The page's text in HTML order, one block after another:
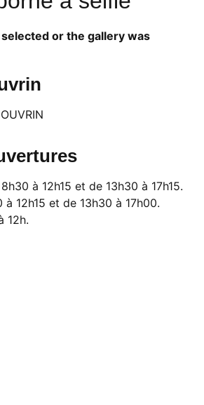
or the gallery was
à 12h15 et de 13h30 à 17h15.
12h15 et de 13h30 à 17h00.
12h.